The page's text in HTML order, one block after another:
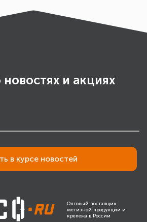
новостях и акциях
в курсе новостей
Оптовый поставщик
метизной продукции и
крепежа в России